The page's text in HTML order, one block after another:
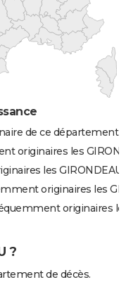
de ce département
originaires les
les GIRONDEAU
originaires les
originaires
?
de décès.